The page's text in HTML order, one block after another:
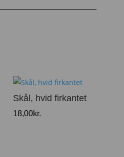
Skål, hvid firkantet
18,00kr.